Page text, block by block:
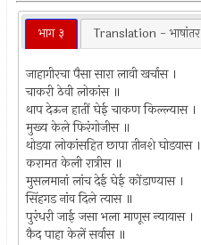
भाग ३ Translation - भाषांतर
जाहागीरचा पैसा सारा लावी खर्चास ।
चाकरी ठेवी लोकांस ॥
थाप देऊन हातीं घेई चाकण किल्ल्यास ।
मुख्य केले फिरंगोजीस ॥
थोडया लोकांसहित छापा तीनशे घोडयास ।
करामत केली रात्रीस ॥
मुसलमानां लांच देई घेई कोंडाण्यास ।
सिंहगड नांव दिले त्यास ॥
पुरंधरी जाई जसा भला माणूस न्यायास ।
कैद पाहा केलें सर्वास ॥